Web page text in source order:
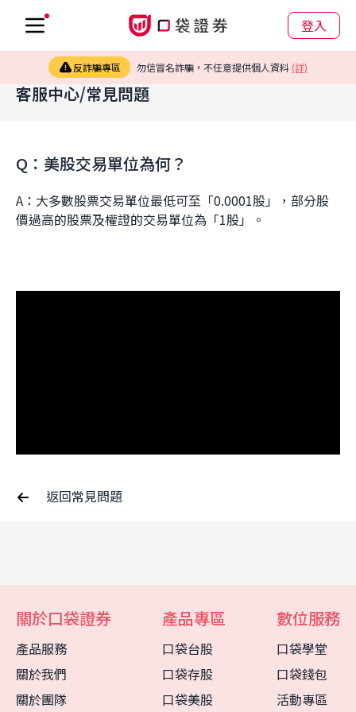
登入
反詐騙專區 勿信冒名詐騙，不任意提供個人資料 (詳)
客服中心智能客服
客服中心/常見問題
Q：美股交易單位為何？
A：大多數股票交易單位最低可至「0.0001股」，部分股
價過高的股票及權證的交易單位為「1股」。
返回常見問題
關於口袋證券
產品服務
關於我們
關於團隊
產品專區
口袋台股
口袋存股
口袋美股
數位服務
口袋學堂
口袋錢包
活動專區